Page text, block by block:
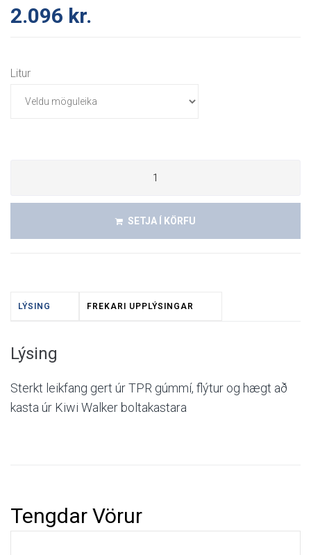
2.096 kr.
Litur
SETJA Í KÖRFU
LÝSING FREKARI UPPLÝSINGAR
Lýsing
Sterkt leikfang gert úr TPR gúmmí, flýtur og hægt að
kasta úr Kiwi Walker boltakastara
Tengdar Vörur